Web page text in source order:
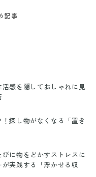
記事
感を隠しておしゃれに見
探し物がなくなる「置き
びに物をどかすストレスに
実践する「浮かせる収